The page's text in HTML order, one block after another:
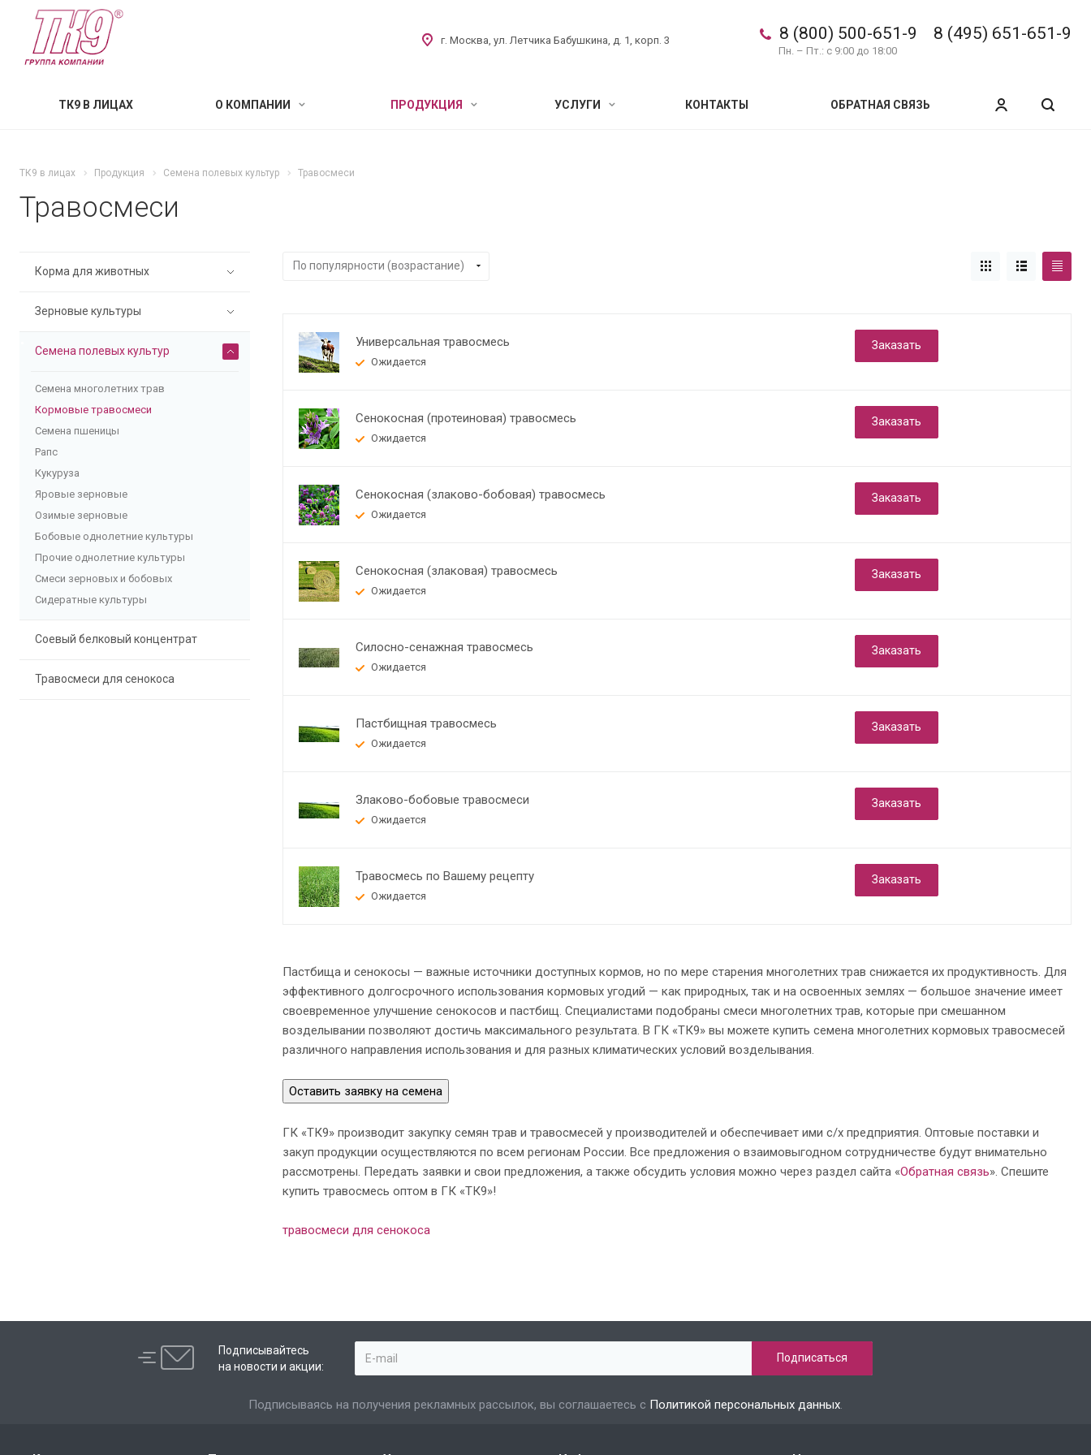
8 (800) 500-651-9 8 (495) 651-651-9
Пн. – Пт.: с 9:00 до 18:00
г. Москва, ул. Летчика Бабушкина, д. 1, корп. 3
ТК9 В ЛИЦАХ О КОМПАНИИ ПРОДУКЦИЯ УСЛУГИ КОНТАКТЫ ОБРАТНАЯ СВЯЗЬ
ТК9 в лицах Продукция Семена полевых культур Травосмеси
Травосмеси
Универсальная травосмесь
Ожидается
Заказать
Сенокосная (протеиновая) травосмесь
Ожидается
Заказать
Сенокосная (злаково-бобовая) травосмесь
Ожидается
Заказать
Сенокосная (злаковая) травосмесь
Ожидается
Заказать
Силосно-сенажная травосмесь
Ожидается
Заказать
Пастбищная травосмесь
Ожидается
Заказать
Злаково-бобовые травосмеси
Ожидается
Заказать
Травосмесь по Вашему рецепту
Ожидается
Заказать
Пастбища и сенокосы — важные источники доступных кормов, но по мере старения многолетних трав снижается их продуктивность. Для
эффективного долгосрочного использования кормовых угодий — как природных, так и на освоенных землях — большое значение имеет
своевременное улучшение сенокосов и пастбищ. Специалистами подобраны смеси многолетних трав, которые при смешанном
возделывании позволяют достичь максимального результата. В ГК «ТК9» вы можете купить семена многолетних кормовых травосмесей
различного направления использования и для разных климатических условий возделывания.
Оставить заявку на семена
ГК «ТК9» производит закупку семян трав и травосмесей у производителей и обеспечивает ими с/х предприятия. Оптовые поставки и
закуп продукции осуществляются по всем регионам России. Все предложения о взаимовыгодном сотрудничестве будут внимательно
рассмотрены. Передать заявки и свои предложения, а также обсудить условия можно через раздел сайта «Обратная связь». Спешите
купить травосмесь оптом в ГК «ТК9»!
травосмеси для сенокоса
Корма для животных
Зерновые культуры
Семена полевых культур
Семена многолетних трав
Кормовые травосмеси
Семена пшеницы
Рапс
Кукуруза
Яровые зерновые
Озимые зерновые
Бобовые однолетние культуры
Прочие однолетние культуры
Смеси зерновых и бобовых
Сидератные культуры
Соевый белковый концентрат
Травосмеси для сенокоса
Подписывайтесь
на новости и акции:
Подписываясь на получения рекламных рассылок, вы соглашаетесь с Политикой персональных данных.